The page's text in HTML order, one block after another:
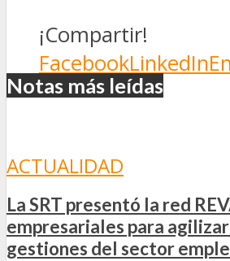
¡Compartir!
FacebookLinkedIn
Notas más leídas
ACTUALIDAD
La SRT presentó la red
empresariales para
gestiones del sector